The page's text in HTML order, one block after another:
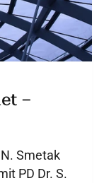
–
Smetak
PD Dr. S.